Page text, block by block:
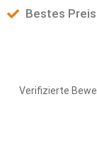
Bestes
Verifizierte